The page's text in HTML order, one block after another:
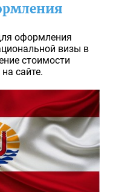
оформления
визы в
стоимости
сайте.